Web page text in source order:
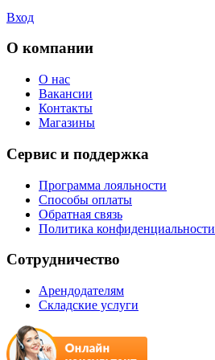
Вход
О компании
О нас
Вакансии
Контакты
Магазины
Сервис и поддержка
Программа лояльности
Способы оплаты
Обратная связь
Политика конфиденциальности
Сотрудничество
Арендодателям
Складские услуги